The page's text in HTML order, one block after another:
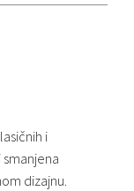
i
dizajnu.